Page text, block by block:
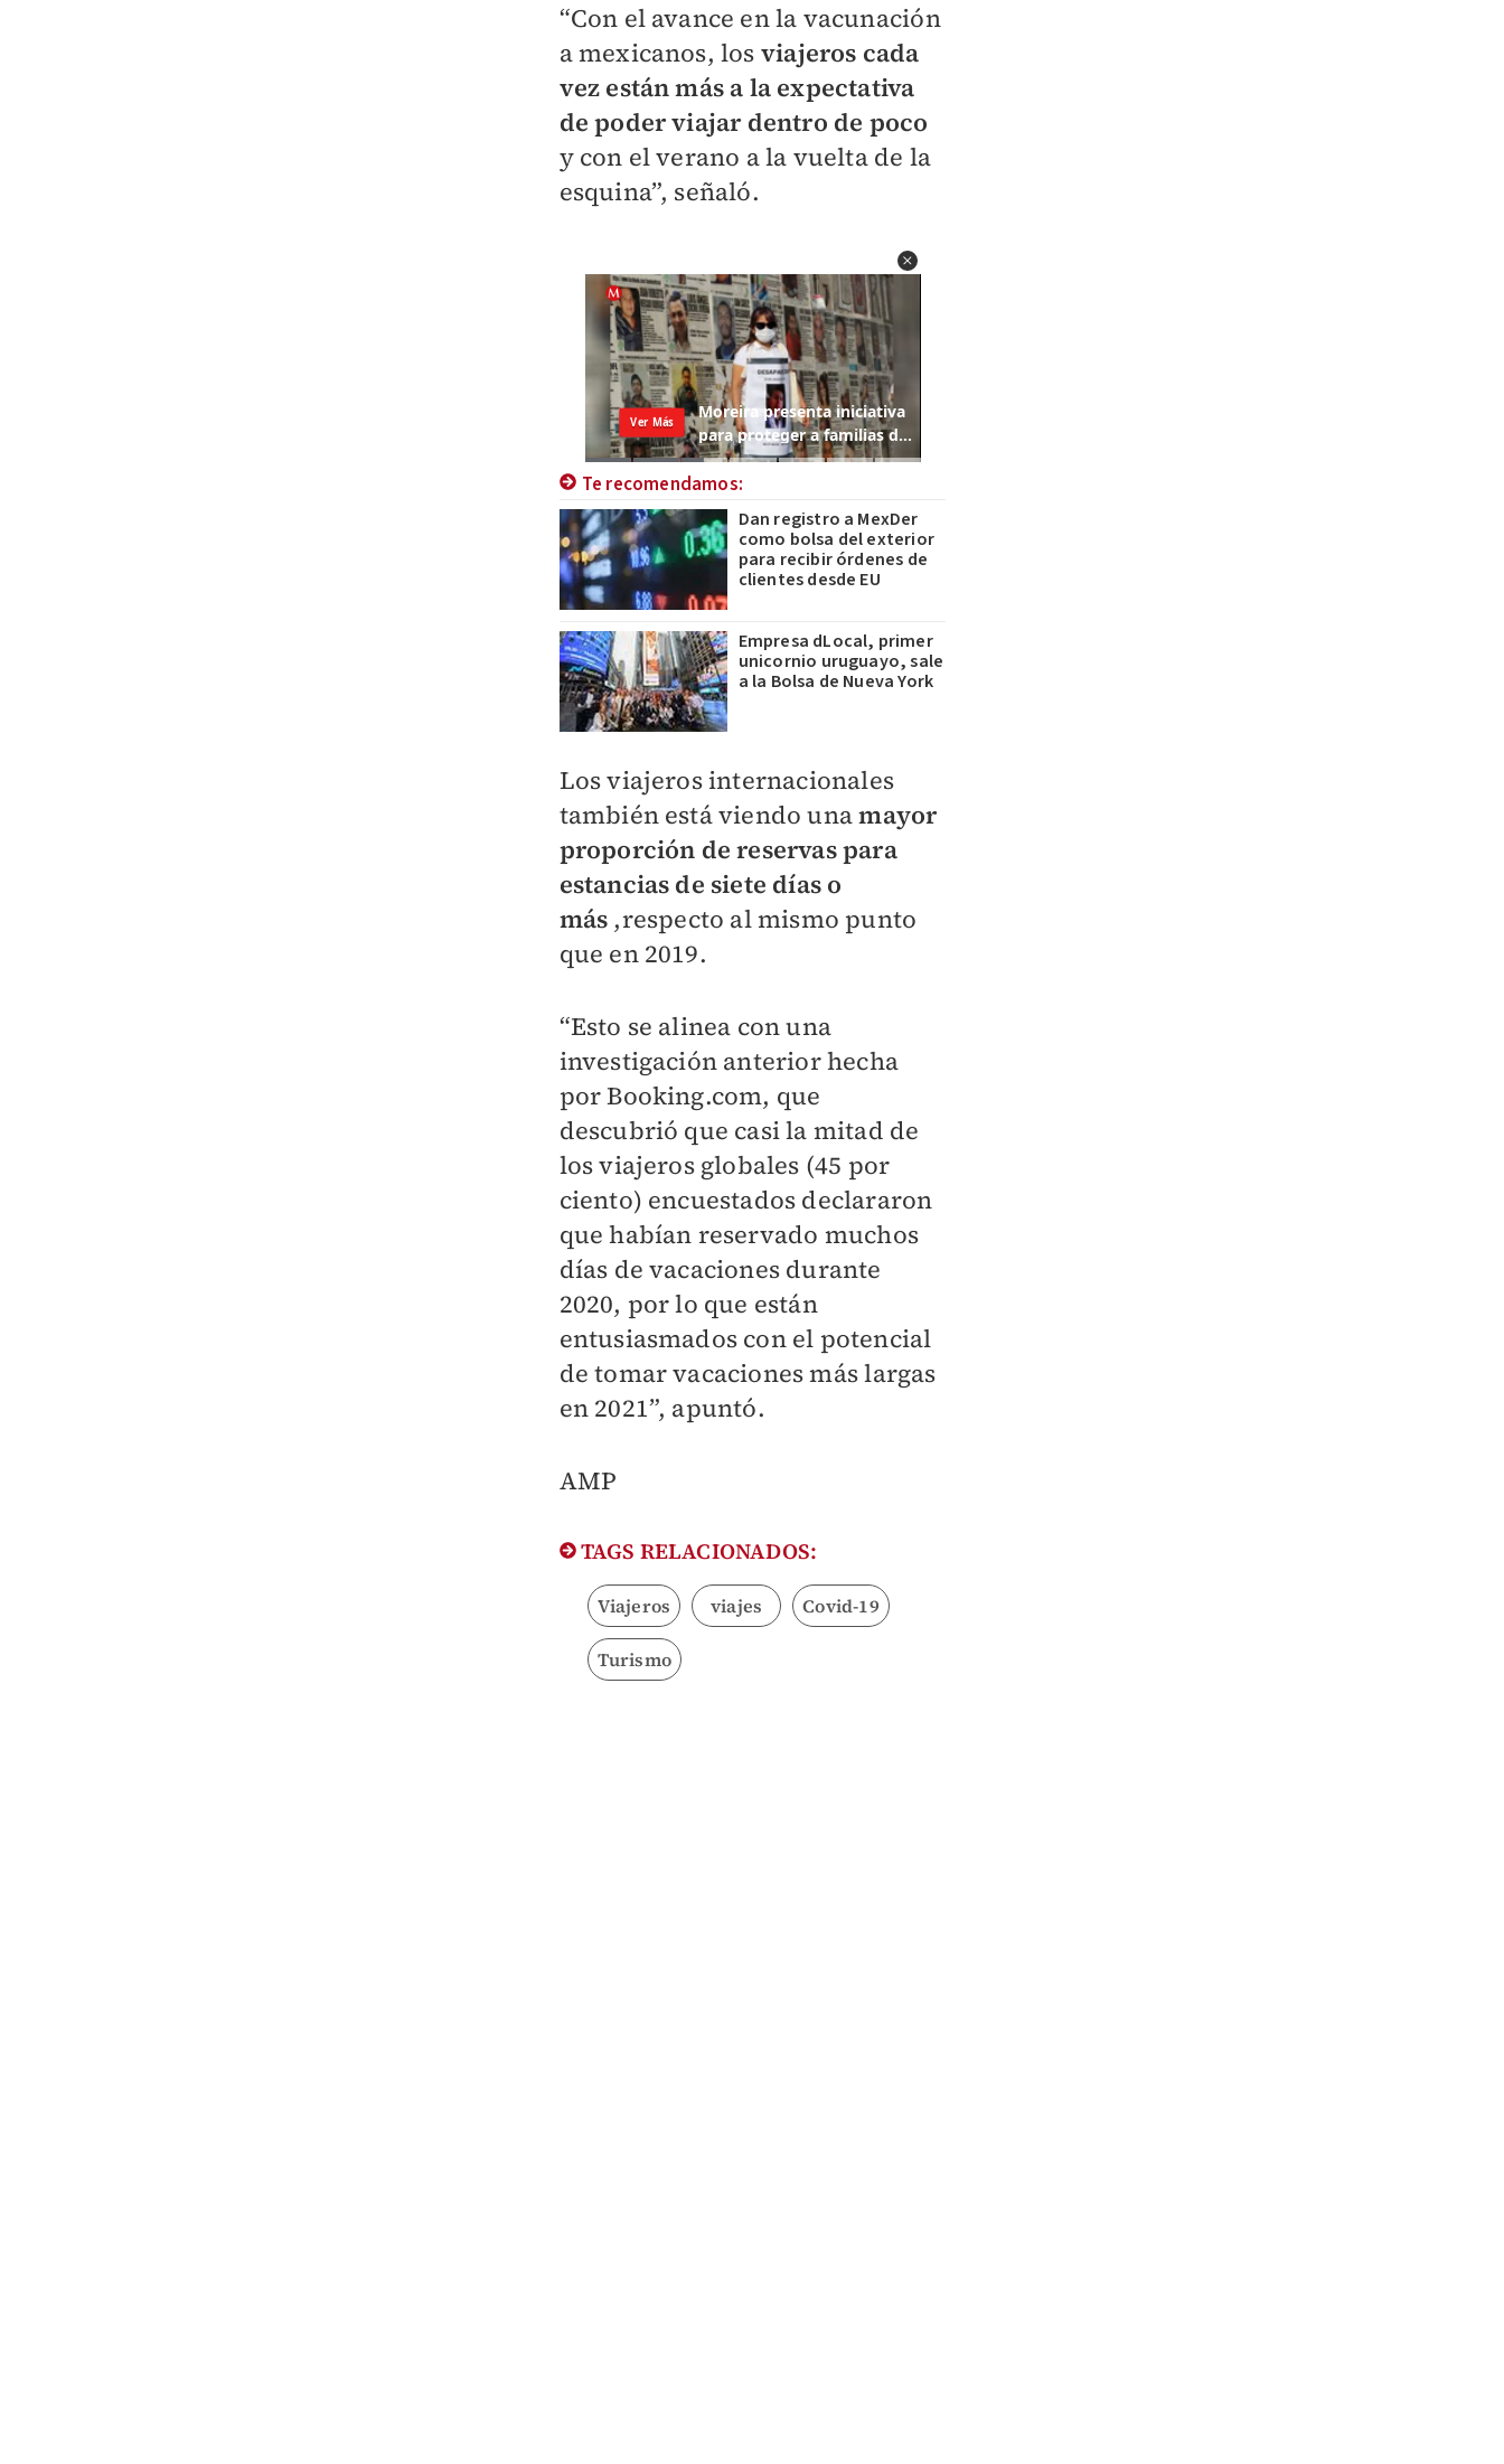
“Con el avance en la vacunación
a mexicanos, los viajeros cada
vez están más a la expectativa
de poder viajar dentro de poco
y con el verano a la vuelta de la
esquina”, señaló.
Te recomendamos:
Dan registro a MexDer
como bolsa del exterior
para recibir órdenes de
clientes desde EU
Empresa dLocal, primer
unicornio uruguayo, sale
a la Bolsa de Nueva York
Los viajeros internacionales
también está viendo unamayor
proporción de reservas para
estancias de siete días o
más ,respecto al mismo punto
que en 2019.
“Esto se alinea con una
investigación anterior hecha
por Booking.com, que
descubrió que casi la mitad de
los viajeros globales (45 por
ciento) encuestados declararon
que habían reservado muchos
días de vacaciones durante
2020, por lo que están
entusiasmados con el potencial
de tomar vacaciones más largas
en 2021”, apuntó.
​AMP
TAGS RELACIONADOS:
Viajeros viajes Covid-19
Turismo